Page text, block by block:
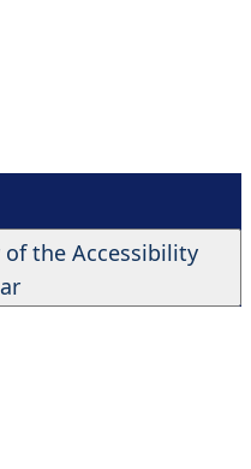
the Accessibility